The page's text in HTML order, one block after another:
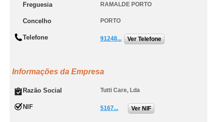
Freguesia RAMALDE PORTO
Concelho PORTO
Telefone 91248... Ver Telefone
Informações da Empresa
Razão Social Tutti Care, Lda
NIF 5167... Ver NIF